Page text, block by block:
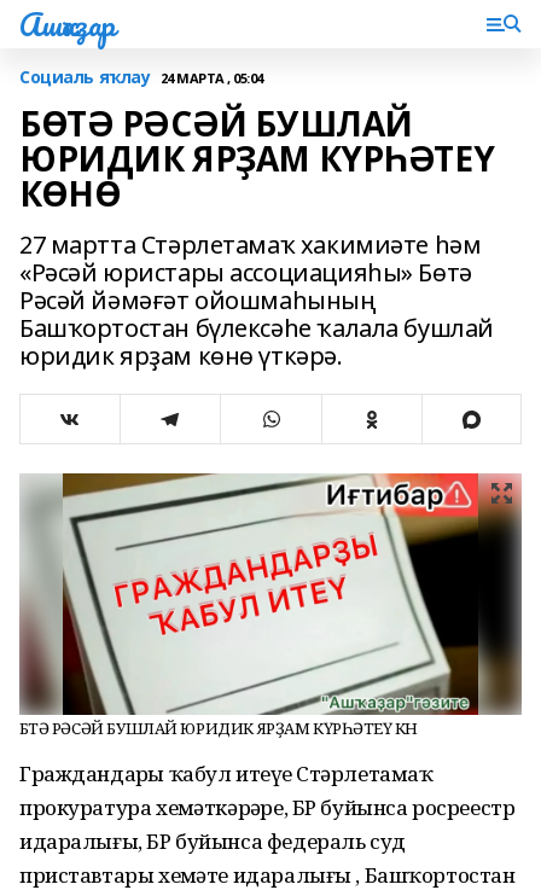
Ашҡаҙар
Социаль яҡлау 24 МАРТА , 05:04
БӨТӘ РӘСӘЙ БУШЛАЙ
ЮРИДИК ЯРҘАМ КҮРҺӘТЕҮ
КӨНӨ
27 мартта Стәрлетамаҡ хакимиәте һәм
«Рәсәй юристары ассоциацияһы» Бөтә
Рәсәй йәмәғәт ойошмаһының
Башҡортостан бүлексәһе ҡалала бушлай
юридик ярҙам көнө үткәрә.
БӨТӘ РӘСӘЙ БУШЛАЙ ЮРИДИК ЯРҘАМ КҮРҺӘТЕҮ КӨНӨ
Граждандарҙы ҡабул итеүҙе Стәрлетамаҡ
прокуратура хеҙмәткәрҙәре, БР буйынса росреестр
идаралығы, БР буйынса федераль суд
приставтары хеҙмәте идаралығы , Башҡортостан